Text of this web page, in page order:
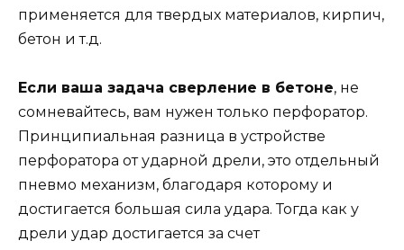
применяется для твердых материалов, кирпич,
бетон и т.д.
Если ваша задача сверление в бетоне, не
сомневайтесь, вам нужен только перфоратор.
Принципиальная разница в устройстве
перфоратора от ударной дрели, это отдельный
пневмо механизм, благодаря которому и
достигается большая сила удара. Тогда как у
дрели удар достигается за счет